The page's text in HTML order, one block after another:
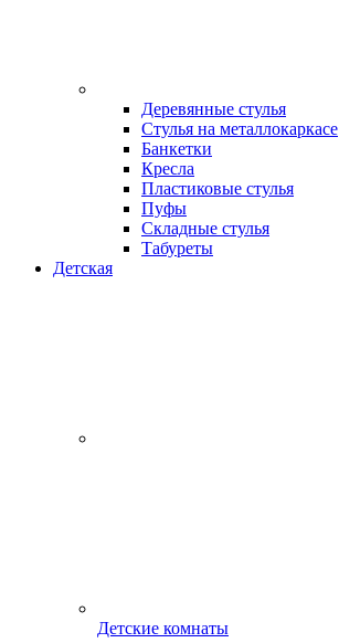
Деревянные стулья
Стулья на металлокаркасе
Банкетки
Кресла
Пластиковые стулья
Пуфы
Складные стулья
Табуреты
Детская
Детские комнаты